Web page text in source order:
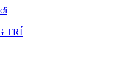
TRÍ